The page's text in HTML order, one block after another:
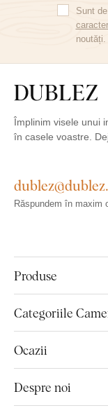
Sunt
noutăți.
Împlinim visele unui
în casele voastre.
Produse
Categoriile
Ocazii
Despre noi
Răspundem în maxim